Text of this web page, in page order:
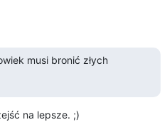
musi bronić złych
na lepsze. ;)